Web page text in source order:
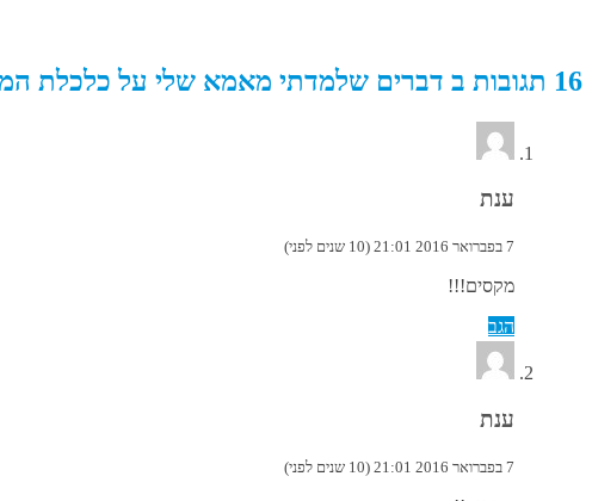
16 תגובות ב דברים שלמדתי מאמא שלי על כלכלת המשפחה
ענת
7 בפברואר 2016 21:01 (10 שנים לפני)
מקסים!!!
הגב
ענת
7 בפברואר 2016 21:01 (10 שנים לפני)